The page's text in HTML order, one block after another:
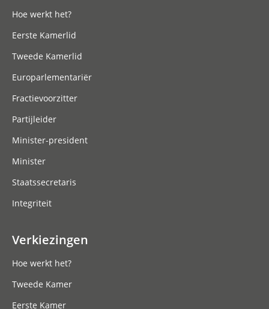
Hoe werkt het?
Eerste Kamerlid
Tweede Kamerlid
Europarlementariër
Fractievoorzitter
Partijleider
Minister-president
Minister
Staatssecretaris
Integriteit
Verkiezingen
Hoe werkt het?
Tweede Kamer
Eerste Kamer